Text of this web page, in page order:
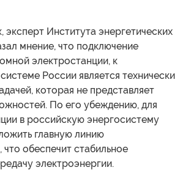
Института энергетических
мнение, что подключение
электростанции, к
России является технически
которая не представляет
По его убеждению, для
в российскую энергосистему
главную линию
что обеспечит стабильное
электроэнергии.